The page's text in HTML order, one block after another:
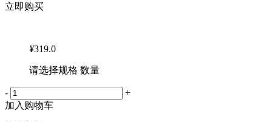
立即购买
¥319.0
请选择规格 数量
-
+
加入购物车